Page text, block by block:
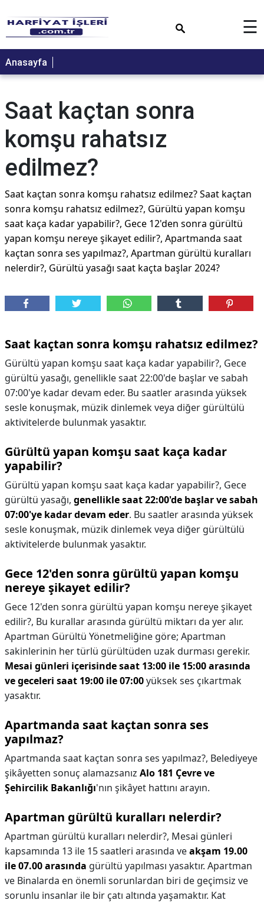
☰
Anasayfa
Saat kaçtan sonra
komşu rahatsız
edilmez?
Saat kaçtan sonra komşu rahatsız edilmez? Saat kaçtan
sonra komşu rahatsız edilmez?, Gürültü yapan komşu
saat kaça kadar yapabilir?, Gece 12'den sonra gürültü
yapan komşu nereye şikayet edilir?, Apartmanda saat
kaçtan sonra ses yapılmaz?, Apartman gürültü kuralları
nelerdir?, Gürültü yasağı saat kaçta başlar 2024?
Saat kaçtan sonra komşu rahatsız edilmez?
Gürültü yapan komşu saat kaça kadar yapabilir?, Gece
gürültü yasağı, genellikle saat 22:00'de başlar ve sabah
07:00'ye kadar devam eder. Bu saatler arasında yüksek
sesle konuşmak, müzik dinlemek veya diğer gürültülü
aktivitelerde bulunmak yasaktır.
Gürültü yapan komşu saat kaça kadar
yapabilir?
Gürültü yapan komşu saat kaça kadar yapabilir?, Gece
gürültü yasağı, genellikle saat 22:00'de başlar ve sabah
07:00'ye kadar devam eder. Bu saatler arasında yüksek
sesle konuşmak, müzik dinlemek veya diğer gürültülü
aktivitelerde bulunmak yasaktır.
Gece 12'den sonra gürültü yapan komşu
nereye şikayet edilir?
Gece 12'den sonra gürültü yapan komşu nereye şikayet
edilir?, Bu kurallar arasında gürültü miktarı da yer alır.
Apartman Gürültü Yönetmeliğine göre; Apartman
sakinlerinin her türlü gürültüden uzak durması gerekir.
Mesai günleri içerisinde saat 13:00 ile 15:00 arasında
ve geceleri saat 19:00 ile 07:00yüksek ses çıkartmak
yasaktır.
Apartmanda saat kaçtan sonra ses
yapılmaz?
Apartmanda saat kaçtan sonra ses yapılmaz?, Belediyeye
şikâyetten sonuç alamazsanız Alo 181 Çevre ve
Şehircilik Bakanlığı'nın şikâyet hattını arayın.
Apartman gürültü kuralları nelerdir?
Apartman gürültü kuralları nelerdir?, Mesai günleri
kapsamında 13 ile 15 saatleri arasında veakşam 19.00
ile 07.00 arasında gürültü yapılması yasaktır. Apartman
ve Binalarda en önemli sorunlardan biri de geçimsiz ve
sorunlu insanlar ile bir çatı altında yaşamaktır. Kat